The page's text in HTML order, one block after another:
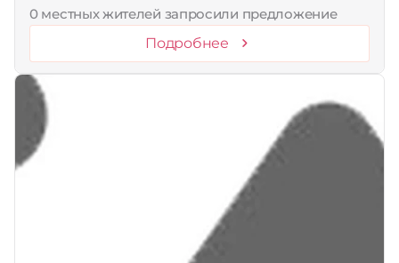
0 местных жителей запросили предложение
Подробнее